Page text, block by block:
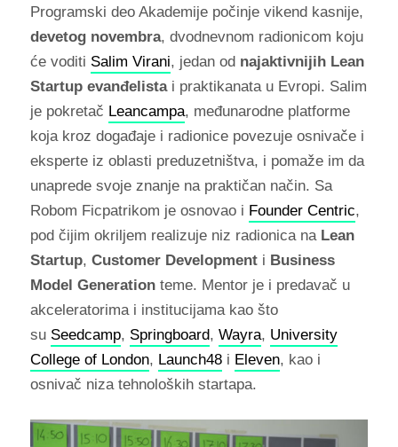
Programski deo Akademije počinje vikend kasnije,
devetog novembra, dvodnevnom radionicom koju
će voditi Salim Virani, jedan od najaktivnijih Lean
Startup evanđelistai praktikanata u Evropi. Salim
je pokretač Leancampa, međunarodne platforme
koja kroz događaje i radionice povezuje osnivače i
eksperte iz oblasti preduzetništva, i pomaže im da
unaprede svoje znanje na praktičan način. Sa
Robom Ficpatrikom je osnovao i Founder Centric,
pod čijim okriljem realizuje niz radionica na Lean
Startup, Customer Developmenti Business
Model Generationteme. Mentor je i predavač u
akceleratorima i institucijama kao što
su Seedcamp, Springboard, Wayra, University
College of London, Launch48i Eleven, kao i
osnivač niza tehnoloških startapa.